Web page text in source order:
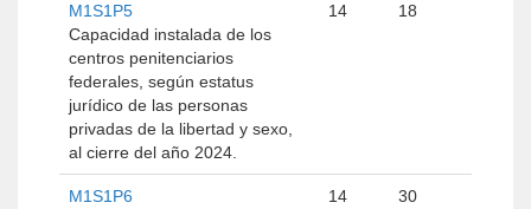
M1S1P5
Capacidad instalada de los
centros penitenciarios
federales, según estatus
jurídico de las personas
privadas de la libertad y sexo,
al cierre del año 2024.
14 18
M1S1P6
14 30